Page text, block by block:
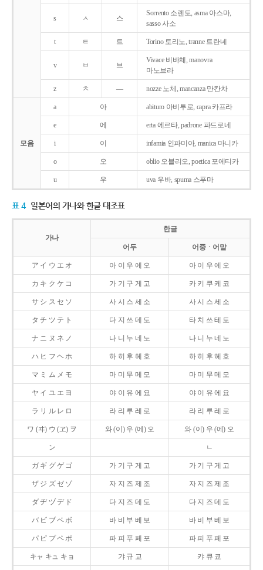
s ㅅ 스
Sorrento 소렌토, asma 아스마,
sasso 사소
t ㅌ 트 Torino 토리노, tranne 트란네
v ㅂ 브
Vivace 비바체, manovra
마노브라
z ㅊ ― nozze 노체, mancanza 만칸차
모음
a 아 abituro 아비투로, capra 카프라
e 에 erta 에르타, padrone 파드로네
i 이 infamia 인파미아, manica 마니카
o 오 oblio 오블리오, poetica 포에티카
u 우 uva 우바, spuma 스푸마
표 4 일본어의 가나와 한글 대조표
가나
한글
어두 어중ㆍ어말
ア イ ウ エ オ 아 이 우 에 오 아 이 우 에 오
カ キ ク ケ コ 가 기 구 게 고 카 키 쿠 케 코
サ シ ス セ ソ 사 시 스 세 소 사 시 스 세 소
タ チ ツ テ ト 다 지 쓰 데 도 타 치 쓰 테 토
ナ ニ ヌ ネ ノ 나 니 누 네 노 나 니 누 네 노
ハ ヒ フ ヘ ホ 하 히 후 헤 호 하 히 후 헤 호
マ ミ ム メ モ 마 미 무 메 모 마 미 무 메 모
ヤ イ ユ エ ヨ 야 이 유 에 요 야 이 유 에 요
ラ リ ル レ ロ 라 리 루 레 로 라 리 루 레 로
ワ (ヰ) ウ (ヱ) ヲ 와 (이) 우 (에) 오 와 (이) 우 (에) 오
ン ㄴ
ガ ギ グ ゲ ゴ 가 기 구 게 고 가 기 구 게 고
ザ ジ ズ ゼ ゾ 자 지 즈 제 조 자 지 즈 제 조
ダ ヂ ヅ デ ド 다 지 즈 데 도 다 지 즈 데 도
バ ビ ブ ベ ボ 바 비 부 베 보 바 비 부 베 보
パ ピ プ ペ ポ 파 피 푸 페 포 파 피 푸 페 포
キャ キュ キョ 갸 규 교 캬 큐 쿄